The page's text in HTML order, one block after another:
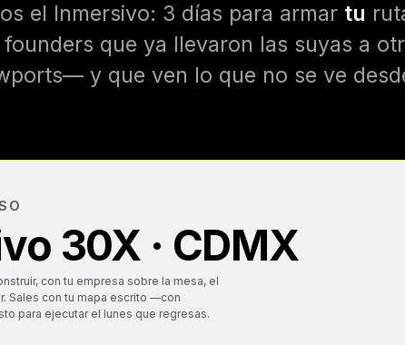
el Inmersivo: 3 días para armar tu
que ya llevaron las suyas a
y que ven lo que no se ve
30X · CDMX
con tu empresa sobre la mesa, el
Sales con tu mapa escrito —con
para ejecutar el lunes que regresas.